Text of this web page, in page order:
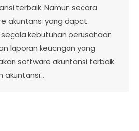
terbaik. Namun secara
akuntansi yang dapat
kebutuhan perusahaan
laporan keuangan yang
software akuntansi terbaik.
akuntansi…